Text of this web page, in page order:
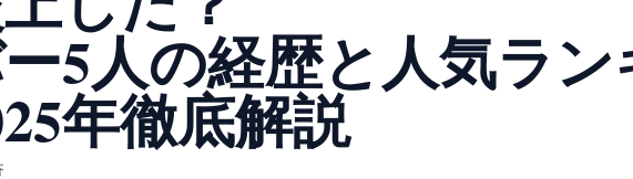
5人の経歴と人気ラン
年徹底解説